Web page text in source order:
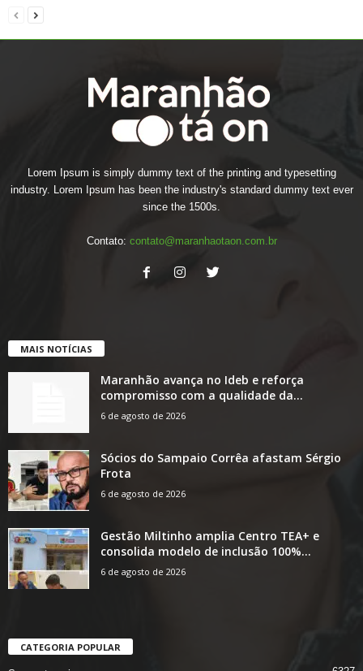
Lorem Ipsum is simply dummy text of the printing and typesetting
industry. Lorem Ipsum has been the industry's standard dummy text ever
since the 1500s.
Contato: contato@maranhaotaon.com.br
MAIS NOTÍCIAS
Maranhão avança no Ideb e reforça
compromisso com a qualidade da...
6 de agosto de 2026
Sócios do Sampaio Corrêa afastam Sérgio
Frota
6 de agosto de 2026
Gestão Miltinho amplia Centro TEA+ e
consolida modelo de inclusão 100%...
6 de agosto de 2026
CATEGORIA POPULAR